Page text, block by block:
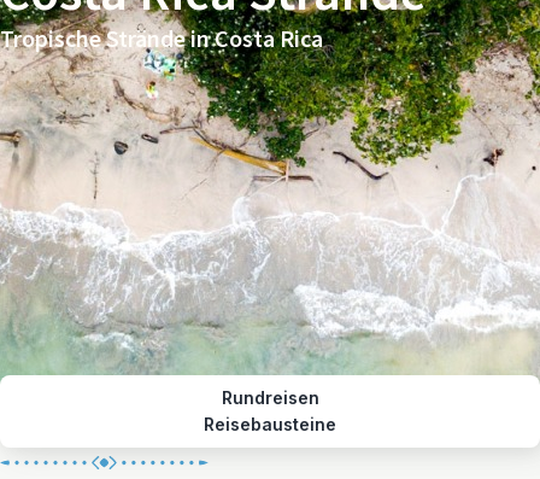
Tropische Strände in Costa Rica
Rundreisen
Reisebausteine